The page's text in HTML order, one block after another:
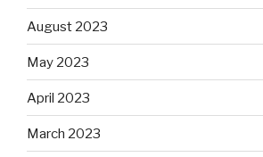
August 2023
May 2023
April 2023
March 2023